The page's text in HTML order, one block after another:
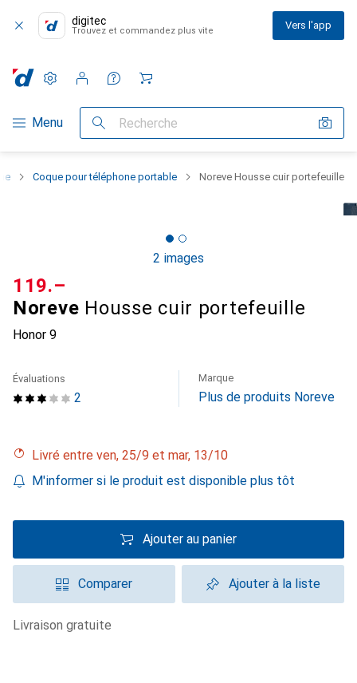
digitec
Trouvez et commandez plus vite Vers l'app
Navigation par catégorie
Menu Recherche
Paramètres
Compte client
Listes de comparaison
Listes d'envies
Panier
Coque pour téléphone portable Noreve Housse cuir portefeuille
2 images
Noreve Housse cuir portefeuille
Honor 9
CHF
119.–
2
Évaluations Marque
Plus de produits Noreve
Livré entre ven, 25/9 et mar, 13/10
M'informer si le produit est disponible plus tôt
Ajouter au panier
Comparer Ajouter à la liste
livraison gratuite